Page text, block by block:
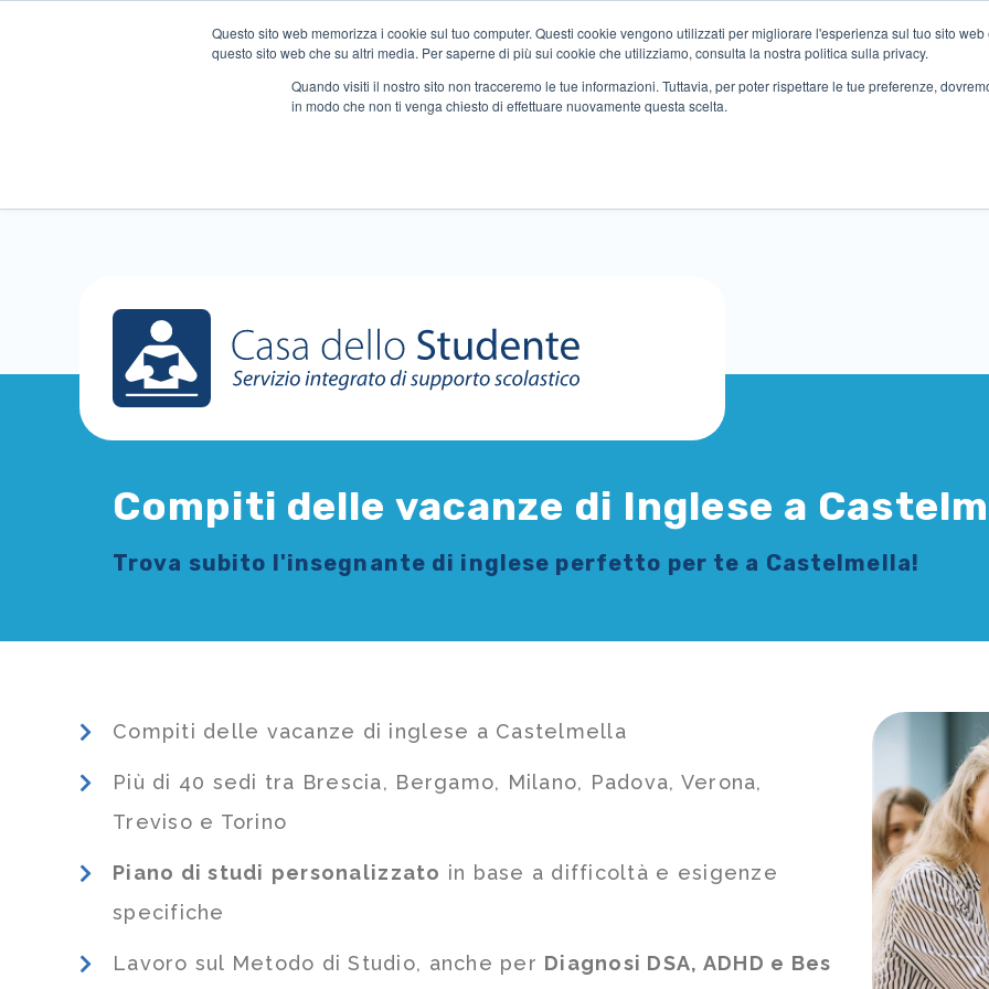
Questo sito web memorizza i cookie sul tuo computer. Questi cookie vengono utilizzati per migliorare l'esperienza sul tuo sito
questo sito web che su altri media. Per saperne di più sui cookie che utilizziamo, consulta la nostra politica sulla privacy.
Quando visiti il ​​nostro sito non tracceremo le tue informazioni. Tuttavia, per poter rispettare le tue preferenze,
in modo che non ti venga chiesto di effettuare nuovamente questa scelta.
Compiti delle vacanze di Inglese a
Trova subito l'insegnante di inglese perfetto per te a Castelmella!
Compiti delle vacanze di inglese a Castelmella
Più di 40 sedi tra Brescia, Bergamo, Milano, Padova, Verona,
Treviso e Torino
Piano di studi personalizzato in base a difficoltà e esigenze
specifiche
Lavoro sul Metodo di Studio, anche per Diagnosi DSA, ADHD e Bes